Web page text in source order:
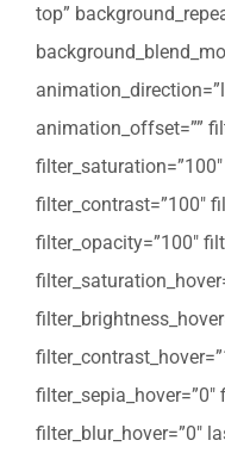
top”
animation_offset=””
filter_contrast=”100″
filter_opacity=”100″
filter_blur_hover=”0″